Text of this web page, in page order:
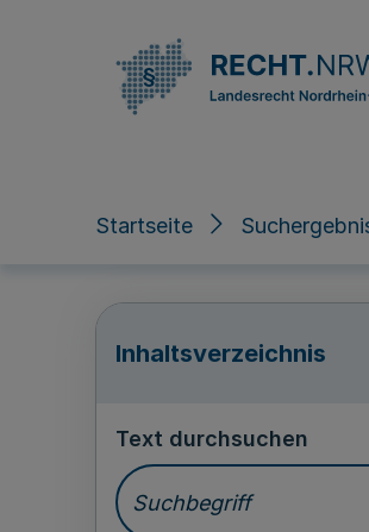
Startseite
Inhaltsverzeichnis
Text durchsuchen